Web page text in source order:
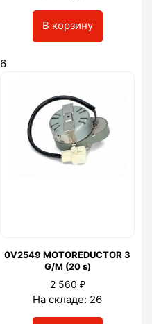
В корзину
6
0V2549 MOTOREDUCTOR 3
G/M (20 s)
2 560 ₽
На складе: 26